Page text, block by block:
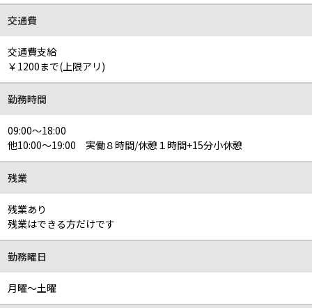
交通費
交通費支給
￥1200まで(上限アリ)
勤務時間
09:00～18:00
他10:00～19:00 実働８時間/休憩１時間+15分小休憩
残業
残業あり
残業はできる方だけです
勤務曜日
月曜～土曜